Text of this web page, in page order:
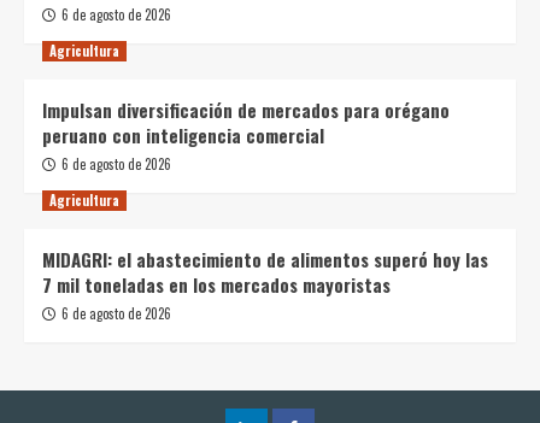
6 de agosto de 2026
Agricultura
Impulsan diversificación de mercados para orégano
peruano con inteligencia comercial
6 de agosto de 2026
Agricultura
MIDAGRI: el abastecimiento de alimentos superó hoy las
7 mil toneladas en los mercados mayoristas
6 de agosto de 2026